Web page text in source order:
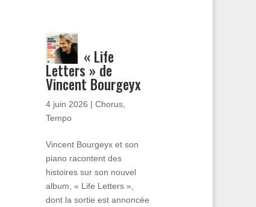
« Life
Letters » de
Vincent Bourgeyx
4 juin 2026 | Chorus,
Tempo
Vincent Bourgeyx et son
piano racontent des
histoires sur son nouvel
album, « Life Letters »,
dont la sortie est annoncée